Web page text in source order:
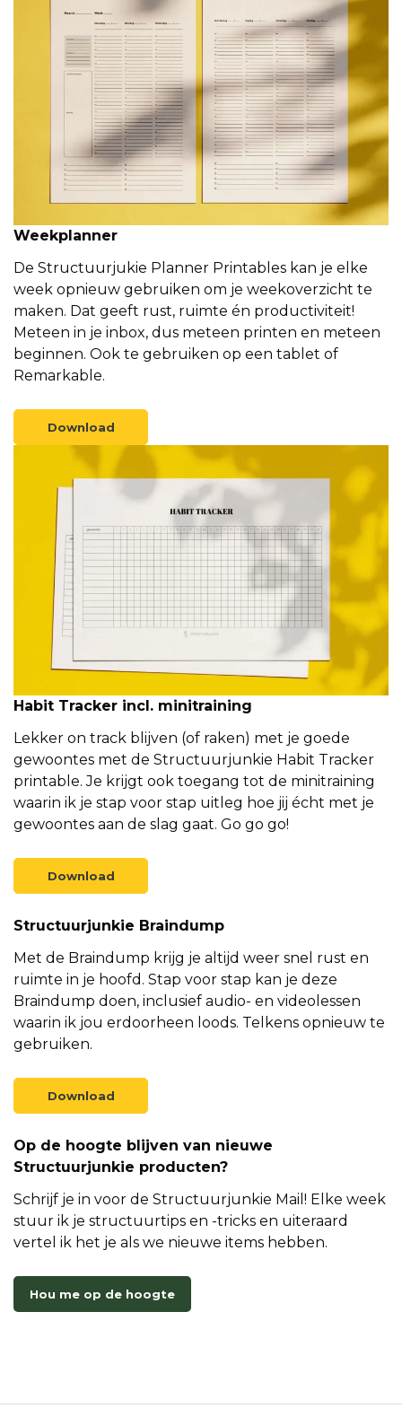
Weekplanner
De Structuurjukie Planner Printables kan je elke
week opnieuw gebruiken om je weekoverzicht te
maken. Dat geeft rust, ruimte én productiviteit!
Meteen in je inbox, dus meteen printen en meteen
beginnen. Ook te gebruiken op een tablet of
Remarkable.
Download
Habit Tracker incl. minitraining
Lekker on track blijven (of raken) met je goede
gewoontes met de Structuurjunkie Habit Tracker
printable. Je krijgt ook toegang tot de minitraining
waarin ik je stap voor stap uitleg hoe jij écht met je
gewoontes aan de slag gaat. Go go go!
Download
Structuurjunkie Braindump
Met de Braindump krijg je altijd weer snel rust en
ruimte in je hoofd. Stap voor stap kan je deze
Braindump doen, inclusief audio- en videolessen
waarin ik jou erdoorheen loods. Telkens opnieuw te
gebruiken.
Download
Op de hoogte blijven van nieuwe
Structuurjunkie producten?
Schrijf je in voor de Structuurjunkie Mail! Elke week
stuur ik je structuurtips en -tricks en uiteraard
vertel ik het je als we nieuwe items hebben.
Hou me op de hoogte